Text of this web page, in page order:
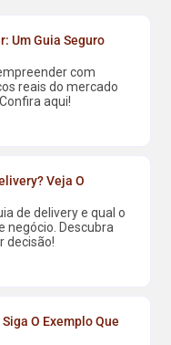
Um Guia Seguro
com
reais do mercado
aqui!
Veja O
de delivery e qual o
negócio. Descubra
decisão!
O Exemplo Que